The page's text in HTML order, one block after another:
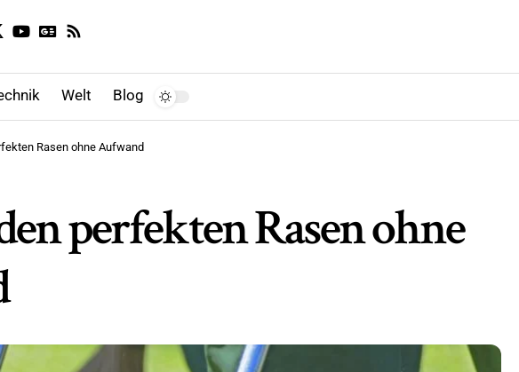
Welt Blog
Rasen ohne Aufwand
perfekten Rasen ohne